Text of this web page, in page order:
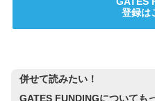
登録は
併せて読みたい！
GATES FUNDINGについても